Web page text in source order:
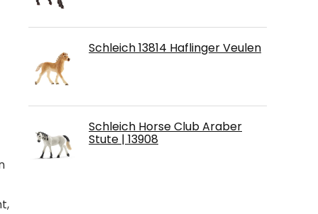
Schleich 13814 Haflinger Veulen
Schleich Horse Club Araber
Stute | 13908